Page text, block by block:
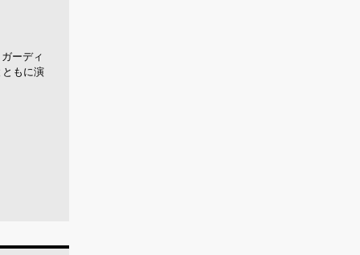
ーディ
もに演